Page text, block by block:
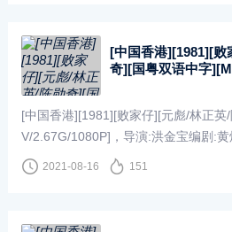
[中国香港][1981][败
奇][国粤双语中字
[中国香港][1981][败家仔][元彪/林正
V/2.67G/1080P]，导演:洪金宝编剧:黄
2021-08-16 151